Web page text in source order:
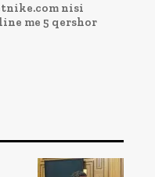
nisi
me 5 qershor